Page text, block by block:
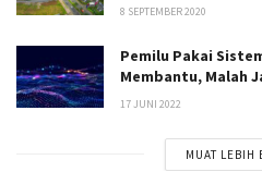
8 SEPTEMBER 2020
Pemilu Pakai
Membantu, Malah
17 JUNI 2022
MUAT LEBIH